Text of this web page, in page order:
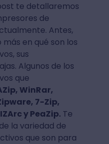
te detallaremos
de
Antes,
en qué son los
sus
Algunos de los
que
WinRar,
7-Zip,
y PeaZip.Te
la variedad de
que son para